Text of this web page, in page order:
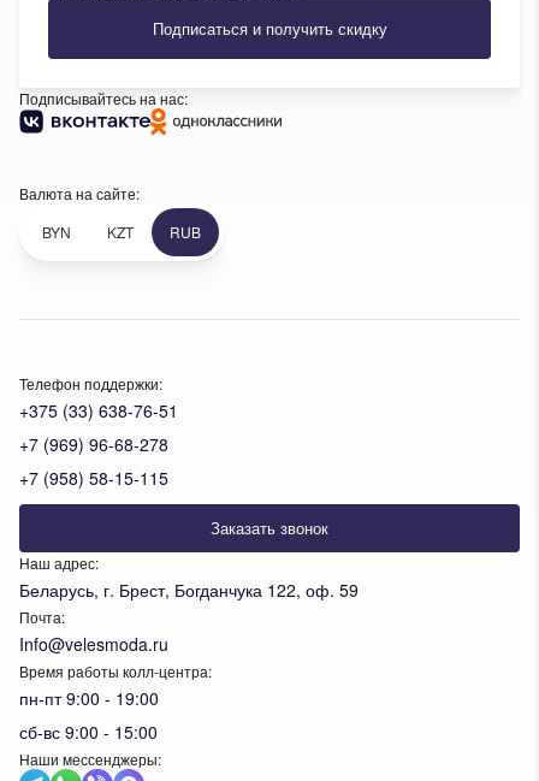
Телефон поддержки:
+375 (33) 638-76-51
+7 (969) 96-68-278
+7 (958) 58-15-115
Заказать звонок
Наш адрес:
Беларусь, г. Брест, Богданчука 122, оф. 59
Почта:
Info@velesmoda.ru
Время работы колл-центра:
пн-пт 9:00 - 19:00
сб-вс 9:00 - 15:00
Наши мессенджеры:
Подписаться и получить скидку
Подписывайтесь на нас:
Валюта на сайте:
BYN
KZT RUB